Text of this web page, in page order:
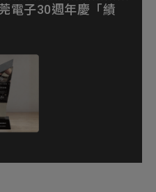
電子30週年慶「績